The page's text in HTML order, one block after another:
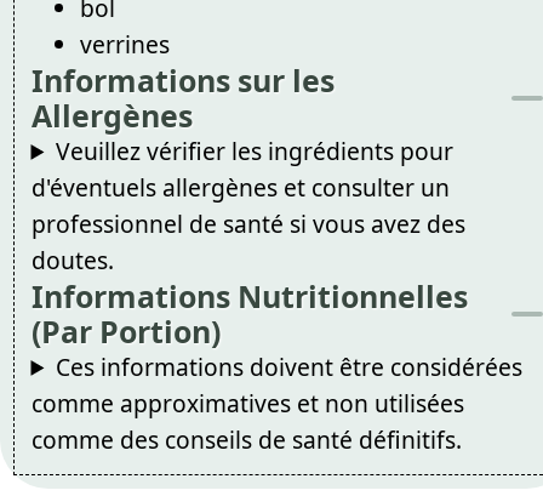
bol
verrines
Informations sur les
Allergènes
Veuillez vérifier les ingrédients pour
d'éventuels allergènes et consulter un
professionnel de santé si vous avez des
doutes.
Informations Nutritionnelles
(Par Portion)
Ces informations doivent être considérées
comme approximatives et non utilisées
comme des conseils de santé définitifs.